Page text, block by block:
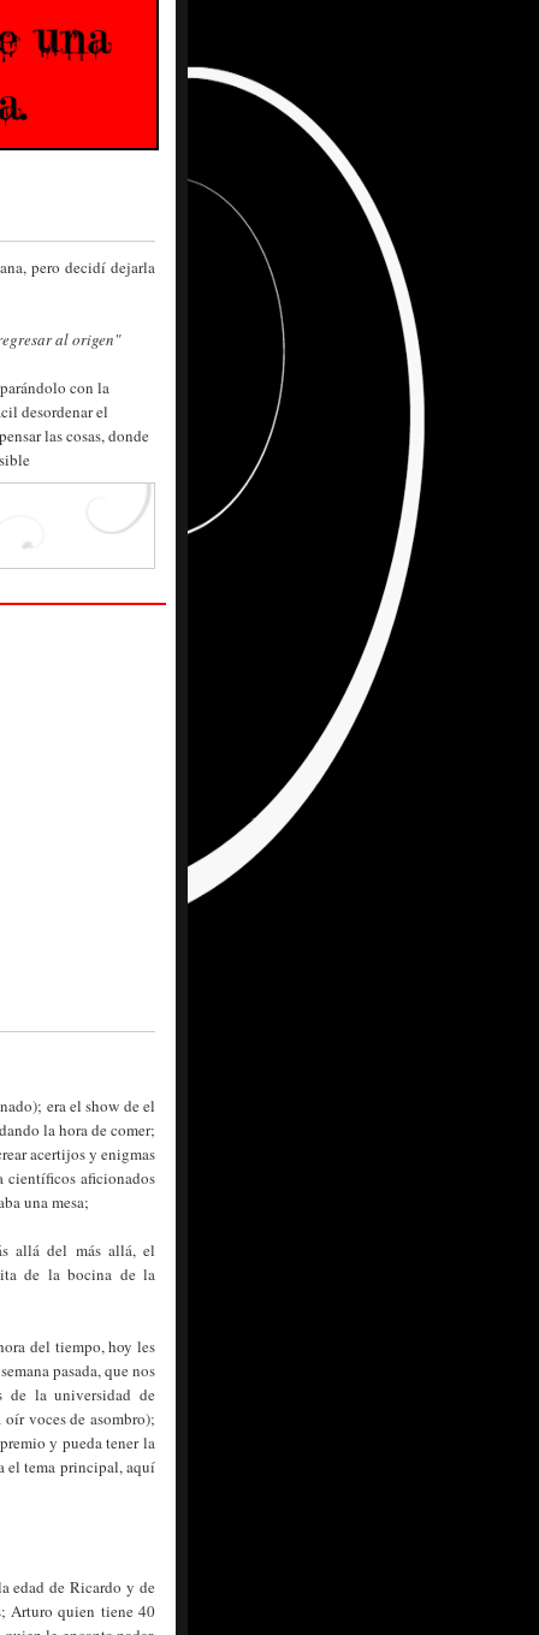
pero decidí dejarla
al origen"
con la
desordenar el
las cosas, donde
era el show de el
la hora de comer;
acertijos y enigmas
científicos aficionados
una mesa;
allá del más allá, el
de la bocina de la
del tiempo, hoy les
pasada, que nos
de la universidad de
voces de asombro);
y pueda tener la
el tema principal, aquí
edad de Ricardo y de
Arturo quien tiene 40